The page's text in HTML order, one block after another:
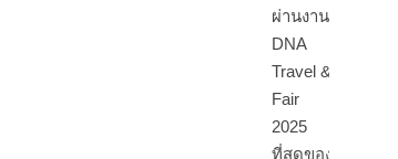
DNA
Travel &
Fair
2025
ที่สุดของ
งาน